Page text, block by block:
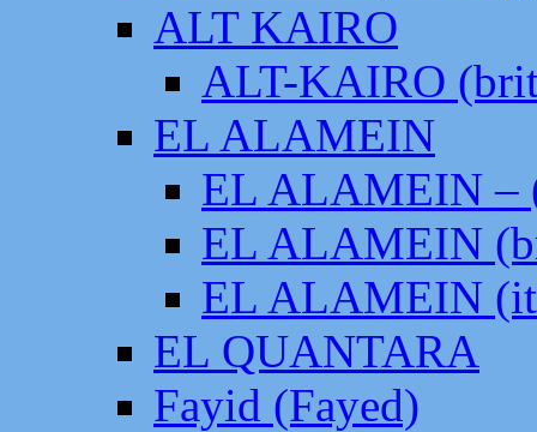
ALT KAIRO
ALT-KAIRO
EL ALAMEIN
EL ALAMEIN –
EL ALAMEIN
EL ALAMEIN
EL QUANTARA
Fayid (Fayed)